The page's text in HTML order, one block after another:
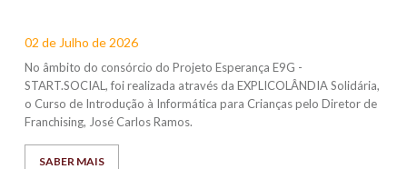
02 de Julho de 2026
No âmbito do consórcio do Projeto Esperança E9G -
START.SOCIAL, foi realizada através da EXPLICOLÂNDIA Solidária,
o Curso de Introdução à Informática para Crianças pelo Diretor de
Franchising, José Carlos Ramos.
SABER MAIS